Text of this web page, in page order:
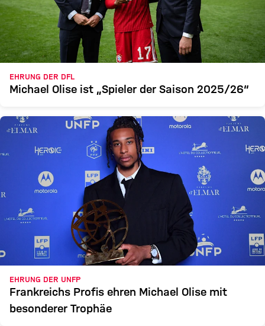
EHRUNG DER DFL
Michael Olise ist „Spieler der Saison 2025/26“
EHRUNG DER UNFP
Frankreichs Profis ehren Michael Olise mit
besonderer Trophäe